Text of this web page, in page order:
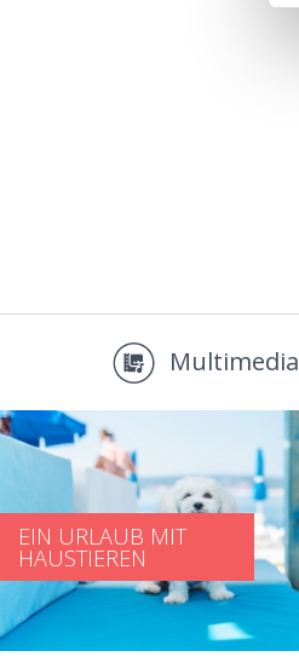
Multimedia
EIN URLAUB MIT
HAUSTIEREN